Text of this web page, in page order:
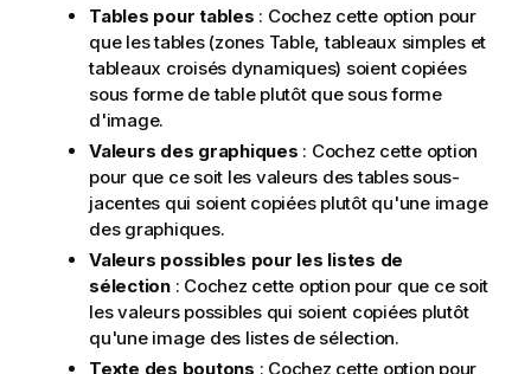
Tables pour tables : Cochez cette option pour
que les tables (zones Table, tableaux simples et
tableaux croisés dynamiques) soient copiées
sous forme de table plutôt que sous forme
d'image.
Valeurs des graphiques : Cochez cette option
pour que ce soit les valeurs des tables sous-
jacentes qui soient copiées plutôt qu'une image
des graphiques.
Valeurs possibles pour les listes de
sélection: Cochez cette option pour que ce soit
les valeurs possibles qui soient copiées plutôt
qu'une image des listes de sélection.
Texte des boutons : Cochez cette option pour